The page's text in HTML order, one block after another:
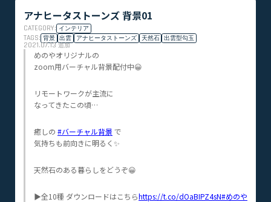
アナヒータストーンズ 背景01
CATEGORY: インテリア
TAGS: 背景 出雲 アナヒータストーンズ 天然石 出雲型勾玉
2021.07.13追加
めのやオリジナルの
zoom用バーチャル背景配付中😀
リモートワークが主流に
なってきたこの頃…
癒しの #バーチャル背景 で
気持ちも前向きに明るく✨
天然石のある暮らしをどうぞ😀
▶️全10種 ダウンロードはこちらhttps://t.co/dOaBIPZ4sN#めのや